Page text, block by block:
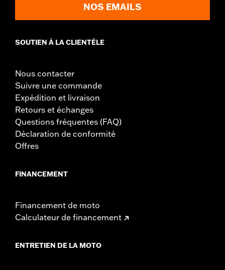
NOS EMAILS
SOUTIEN À LA CLIENTÈLE
Nous contacter
Suivre une commande
Expédition et livraison
Retours et échanges
Questions fréquentes (FAQ)
Déclaration de conformité
Offres
FINANCEMENT
Financement de moto
Calculateur de financement
ENTRETIEN DE LA MOTO